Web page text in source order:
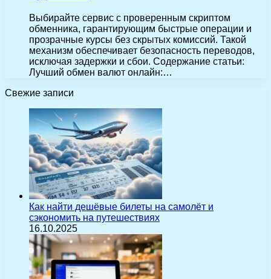
Выбирайте сервис с проверенным скриптом
обменника, гарантирующим быстрые операции и
прозрачные курсы без скрытых комиссий. Такой
механизм обеспечивает безопасность переводов,
исключая задержки и сбои. Содержание статьи:
Лучший обмен валют онлайн:…
Свежие записи
Как найти дешёвые билеты на самолёт и
сэкономить на путешествиях
16.10.2025